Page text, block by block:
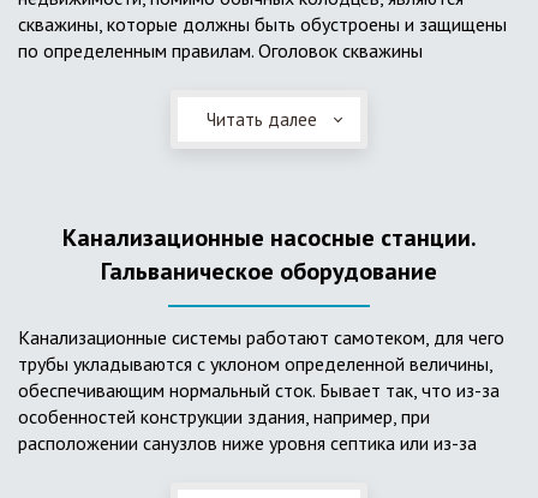
скважины, которые должны быть обустроены и защищены
по определенным правилам. Оголовок скважины
и автоматикой. Все это оборудование способно
подвергаться загрязнению атмосферными и
его работу в нормальном режиме. Лучшим способом
защиты оборудования является устройство герметичной
камеры или кессона, который не только защищает оголовок
скважины от негативных воздействий, но и обеспечивает
удобные условия для обслуживания в любой период года.
Кессон может быть выполнен из обычных железобетонных
колец, но только при отсутствии высокого уровня
подземных вод, так как в этом случае затруднительно
обеспечить требуемую герметичность. Если имеется
Читать далее
Канализационные насосные станции.
Гальваническое оборудование
Канализационные системы работают самотеком, для чего
трубы укладываются с уклоном определенной величины,
обеспечивающим нормальный сток. Бывает так, что из-за
особенностей конструкции здания, например, при
расположении санузлов ниже уровня септика или из-за